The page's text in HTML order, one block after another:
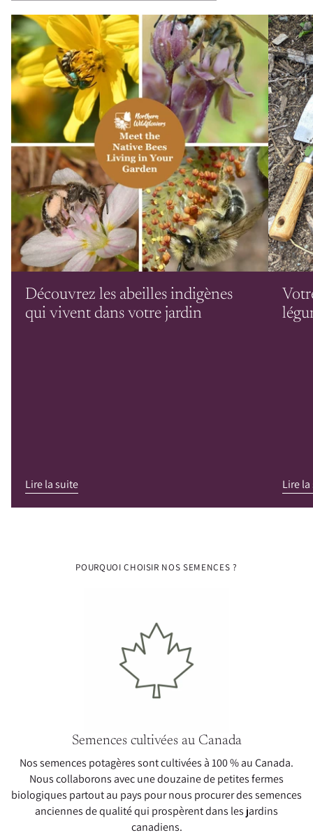
Découvrez les abeilles indigènes
qui vivent dans votre jardin
Lire la suite Lire
POURQUOI CHOISIR NOS SEMENCES ?
Semences cultivées au Canada
Nos semences potagères sont cultivées à 100 % au Canada.
Nous collaborons avec une douzaine de petites fermes
biologiques partout au pays pour nous procurer des semences
anciennes de qualité qui prospèrent dans les jardins
canadiens.